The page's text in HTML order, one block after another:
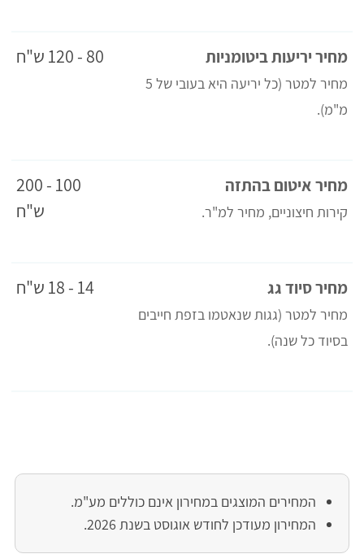
מחיר יריעות ביטומניות
מחיר למטר (כל יריעה היא בעובי של 5
מ"מ).
80 - 120 ש"ח
מחיר איטום בהתזה
קירות חיצוניים, מחיר למ"ר.
100 - 200
ש"ח
מחיר סיוד גג
מחיר למטר (גגות שנאטמו בזפת חייבים
בסיוד כל שנה).
14 - 18 ש"ח
המחירים המוצגים במחירון אינם כוללים מע"מ.
המחירון מעודכן לחודש אוגוסט בשנת 2026.